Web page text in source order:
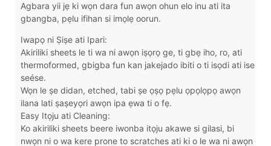
Agbara yii jẹ ki wọn dara fun awọn ohun elo inu ati ita
gbangba, pẹlu ifihan si imọlẹ oorun.
Iwapọ ni Ṣiṣe ati Ipari:
Akiriliki sheets le ti wa ni awọn iṣọrọ ge, ti gbẹ iho, ro, ati
thermoformed, gbigba fun kan jakejado ibiti o ti isọdi ati ise
seése.
Wọn le ṣe didan, etched, tabi ṣe ọṣọ pẹlu ọpọlọpọ awọn
ilana lati ṣaṣeyọri awọn ipa ẹwa ti o fẹ.
Easy Itọju ati Cleaning:
Ko akiriliki sheets beere iwonba itọju akawe si gilasi, bi
nwọn ni o wa kere prone to scratches ati ki o le wa ni awọn